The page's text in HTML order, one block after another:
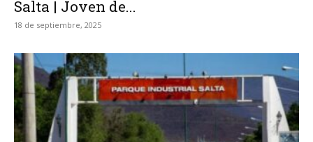
Salta | Joven de...
18 de septiembre, 2025